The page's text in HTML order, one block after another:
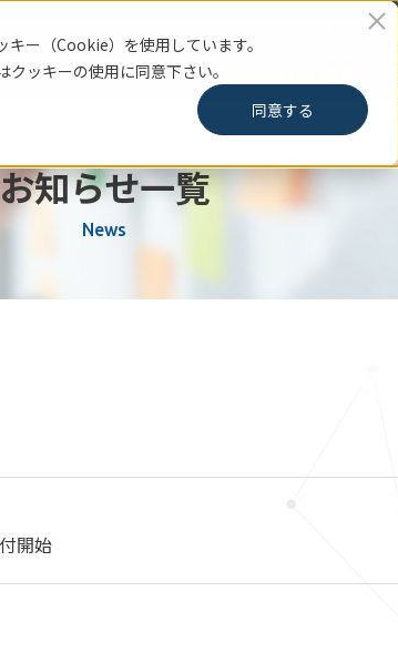
ー（Cookie）を使用しています。
ッキーの使用に同意下さい。
同意する
ついて トレーニング GIAC認定に
知らせ一覧
News
開始